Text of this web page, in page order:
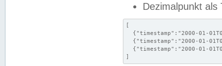
Dezimalpunkt als
[
{"timestamp":"2000-01-
{"timestamp":"2000-01-
{"timestamp":"2000-01-
]